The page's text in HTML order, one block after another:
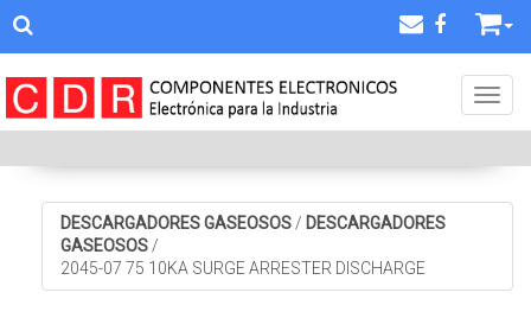
DESCARGADORES GASEOSOS / DESCARGADORES
GASEOSOS /
2045-07 75 10KA SURGE ARRESTER DISCHARGE